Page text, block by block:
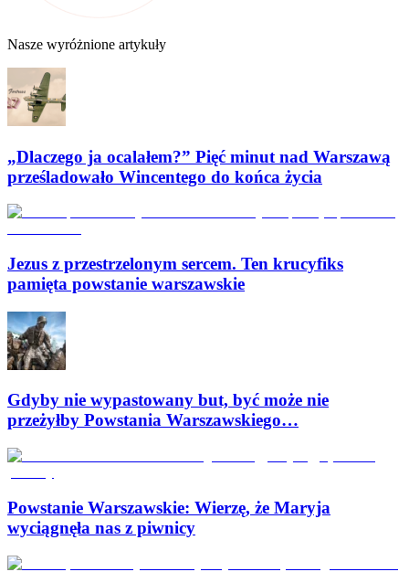
Nasze wyróżnione artykuły
„Dlaczego ja ocalałem?” Pięć minut nad Warszawą
prześladowało Wincentego do końca życia
Jezus z przestrzelonym sercem. Ten krucyfiks
pamięta powstanie warszawskie
Gdyby nie wypastowany but, być może nie
przeżyłby Powstania Warszawskiego…
Powstanie Warszawskie: Wierzę, że Maryja
wyciągnęła nas z piwnicy